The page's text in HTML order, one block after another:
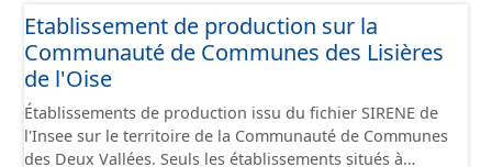
Etablissement de production sur la
Communauté de Communes des Lisières
de l'Oise
Établissements de production issu du fichier SIRENE de
l'Insee sur le territoire de la Communauté de Communes
des Deux Vallées. Seuls les établissements situés à